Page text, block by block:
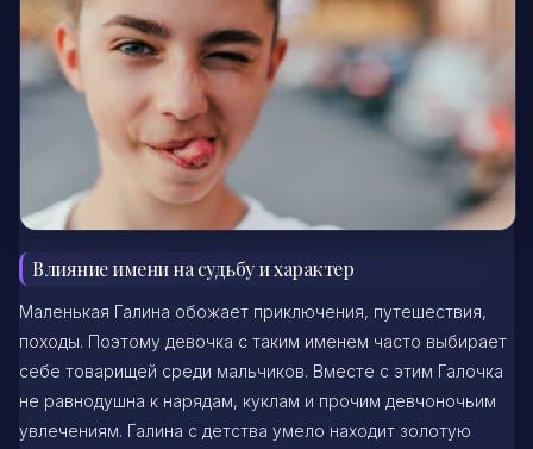
Влияние имени на судьбу и характер
Маленькая Галина обожает приключения, путешествия,
походы. Поэтому девочка с таким именем часто выбирает
себе товарищей среди мальчиков. Вместе с этим Галочка
не равнодушна к нарядам, куклам и прочим девчоночьим
увлечениям. Галина с детства умело находит золотую